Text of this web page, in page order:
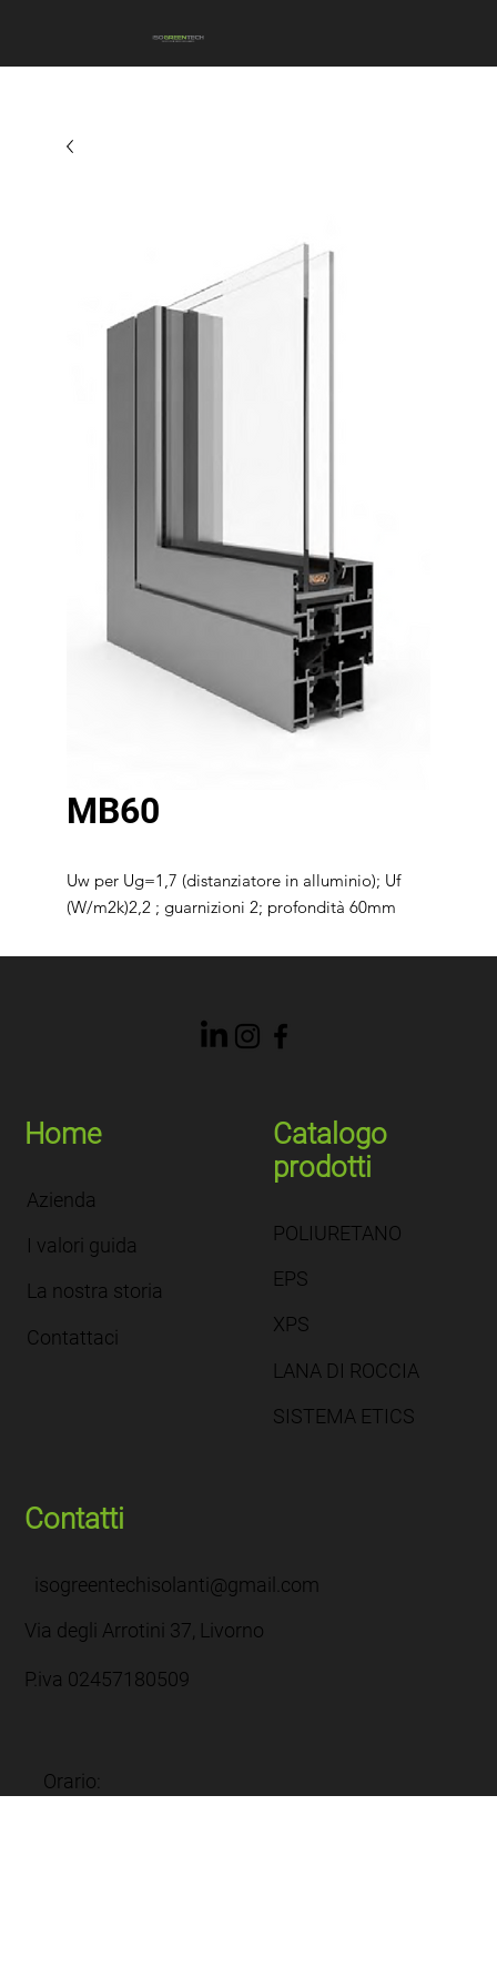
MB60
Uw per Ug=1,7 (distanziatore in alluminio); Uf
(W/m2k)2,2 ; guarnizioni 2; profondità 60mm
Home
Azienda
I valori guida
La nostra storia
Contattaci
Catalogo
prodotti
POLIURETANO
EPS
XPS
SISTEMA ETICS
LANA DI ROCCIA
Contatti
isogreentechisolanti@gmail.com
Via degli Arrotini 37, Livorno
P.iva 02457180509
Orario: